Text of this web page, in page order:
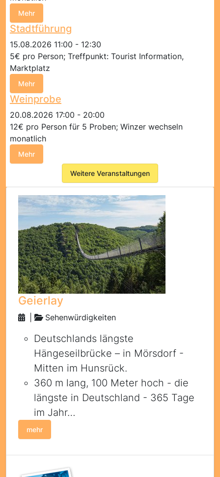
Mehr
Stadtführung
15.08.2026 11:00 - 12:30
5€ pro Person; Treffpunkt: Tourist Information,
Marktplatz
Mehr
Weinprobe
20.08.2026 17:00 - 20:00
12€ pro Person für 5 Proben; Winzer wechseln
monatlich
Mehr
Weitere Veranstaltungen
Geierlay
Sehenwürdigkeiten
Deutschlands längste
Hängeseilbrücke – in Mörsdorf -
Mitten im Hunsrück.
360 m lang, 100 Meter hoch - die
längste in Deutschland - 365 Tage
im Jahr…
mehr